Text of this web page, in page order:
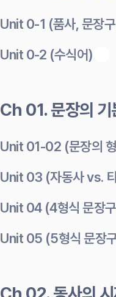
Unit 0-1 (품사, 문장
Unit 0-2 (수식어)
Ch 01. 문장의 기
Unit 01-02 (문장의
Unit 03 (자동사 vs.
Unit 04 (4형식 문장
Unit 05 (5형식 문장